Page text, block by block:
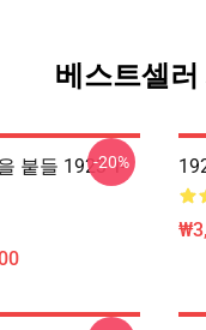
베스트셀러
붙들 1923 T-
-20%